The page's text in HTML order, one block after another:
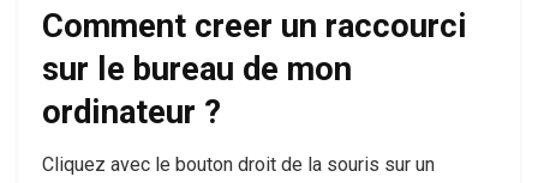
Comment creer un raccourci
sur le bureau de mon
ordinateur ?
Cliquez avec le bouton droit de la souris sur un